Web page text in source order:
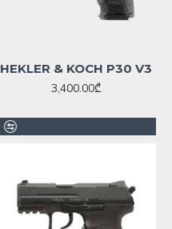
HEKLER & KOCH P30 V3
3,400.00₾